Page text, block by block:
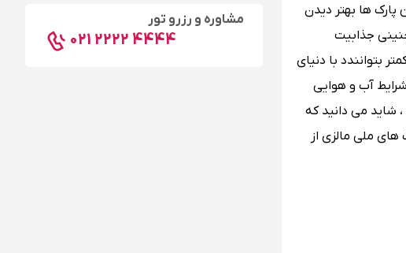
پارک ها بهتر دیدن
جذابیت
بتوانندد با دنیای
آب و هوایی
شاید می دانید که
ملی مالزی از
مشاوره و رزرو تور
021 2222 4444